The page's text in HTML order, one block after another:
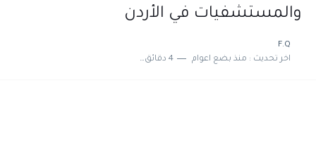
والمستشفيات في الأردن
F.Q
اخر تحديث : منذ بضع اعوام 4 دقائق للقراءة